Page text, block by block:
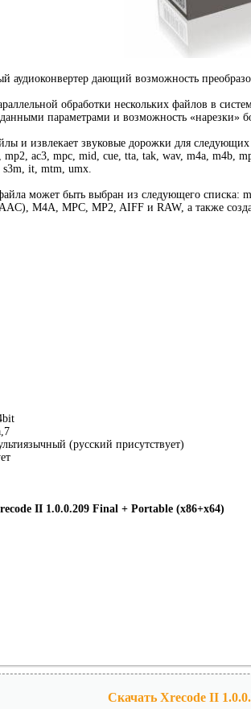
аудиоконвертер дающий возможность
обработки нескольких файлов в
параметрами и возможность «нарезки»
и извлекает звуковые дорожки для
mp2, ac3, mpc, mid, cue, tta, tak, wav, m4a, m4b,
it, mtm, umx.
может быть выбран из следующего
M4A, MPC, MP2, AIFF и RAW, а также
(русский присутствует)
II 1.0.0.209 Final + Portable (x86+x64)
Скачать Xrecode II